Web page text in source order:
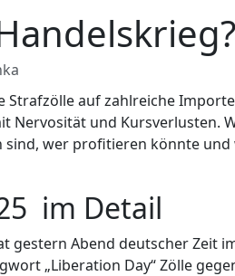
Strafzölle auf zahlreiche
Nervosität und Kursverlusten.
sind, wer profitieren könnte
im Detail
gestern Abend deutscher Zeit
„Liberation Day“ Zölle